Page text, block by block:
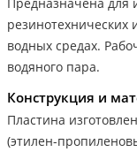
резинотехнических
водных средах.
водяного пара.
Конструкция и
Пластина
(этилен-